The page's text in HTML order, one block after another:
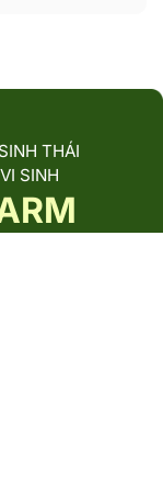
THÁI
SINH
FSMS